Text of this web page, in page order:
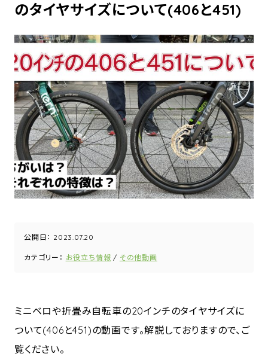
のタイヤサイズについて(406と451)
公開日： 2023.07.20
カテゴリー： お役立ち情報 その他動画
ミニベロや折畳み自転車の20インチのタイヤサイズに
ついて(406と451)の動画です。解説しておりますので、ご
覧ください。